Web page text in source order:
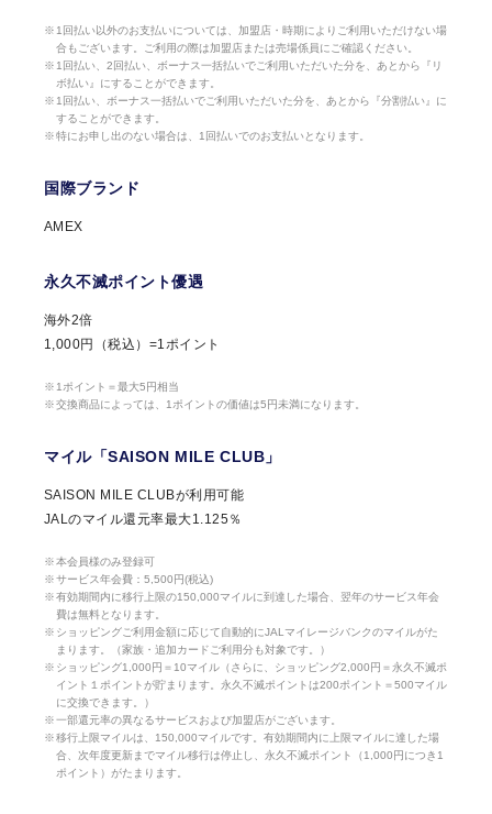
1回払い以外のお支払いについては、加盟店・時期によりご利用いただけない場
合もございます。ご利用の際は加盟店または売場係員にご確認ください。
1回払い、2回払い、ボーナス一括払いでご利用いただいた分を、あとから『リ
ボ払い』にすることができます。
1回払い、ボーナス一括払いでご利用いただいた分を、あとから『分割払い』に
することができます。
特にお申し出のない場合は、1回払いでのお支払いとなります。
国際ブランド
AMEX
永久不滅ポイント優遇
海外2倍
1,000円（税込）=1ポイント
1ポイント＝最大5円相当
交換商品によっては、1ポイントの価値は5円未満になります。
マイル「SAISON MILE CLUB」
SAISON MILE CLUBが利用可能
JALのマイル還元率最大1.125％
本会員様のみ登録可
サービス年会費：5,500円(税込)
有効期間内に移行上限の150,000マイルに到達した場合、翌年のサービス年会
費は無料となります。
ショッピングご利用金額に応じて自動的にJALマイレージバンクのマイルがた
まります。（家族・追加カードご利用分も対象です。）
ショッピング1,000円＝10マイル（さらに、ショッピング2,000円＝永久不滅ポ
イント１ポイントが貯まります。永久不滅ポイントは200ポイント＝500マイル
に交換できます。）
一部還元率の異なるサービスおよび加盟店がございます。
移行上限マイルは、150,000マイルです。有効期間内に上限マイルに達した場
合、次年度更新までマイル移行は停止し、永久不滅ポイント（1,000円につき1
ポイント）がたまります。